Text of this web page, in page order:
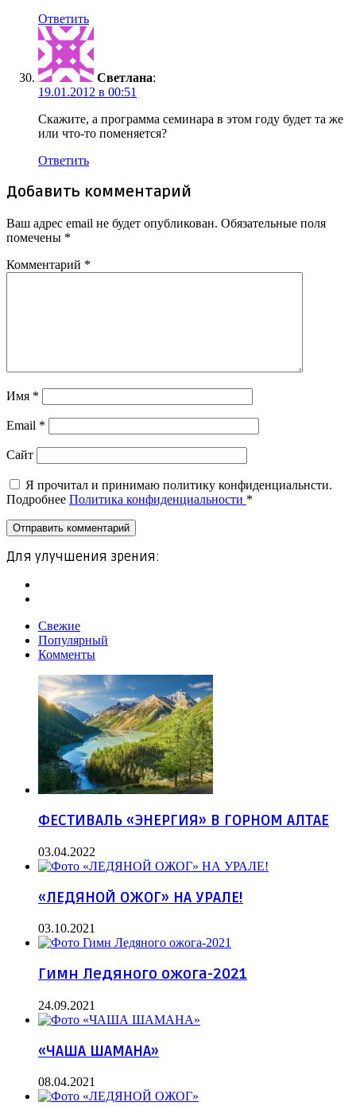
Ответить
Cветлана:
19.01.2012 в 00:51
Скажите, а программа семинара в этом году будет та же
или что-то поменяется?
Ответить
Добавить комментарий
Ваш адрес email не будет опубликован. Обязательные поля
помечены *
Комментарий *
Имя *
Email *
Сайт
Я прочитал и принимаю политику конфиденциальнсти.
Подробнее Политика конфиденциальности *
Для улучшения зрения:
Свежие
Популярный
Комменты
ФЕСТИВАЛЬ «ЭНЕРГИЯ» В ГОРНОМ АЛТАЕ
03.04.2022
«ЛЕДЯНОЙ ОЖОГ» НА УРАЛЕ!
03.10.2021
Гимн Ледяного ожога-2021
24.09.2021
«ЧАША ШАМАНА»
08.04.2021